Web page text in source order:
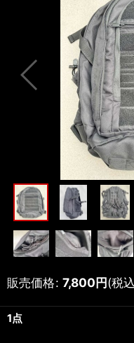
販売価格: 7,800円(税
1点